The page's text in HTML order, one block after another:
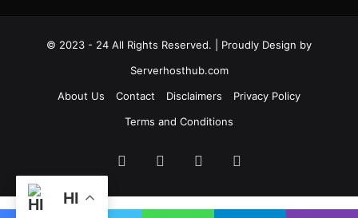
© 2023 - 24 All Rights Reserved. | Proudly Design by
Serverhosthub.com
About Us
Contact Disclaimers
Privacy Policy
Terms and Conditions
FacebookTwitter LinkedIn
HI